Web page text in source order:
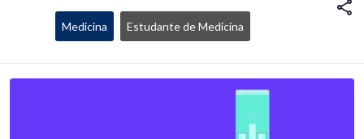
Medicina Estudante de Medicina